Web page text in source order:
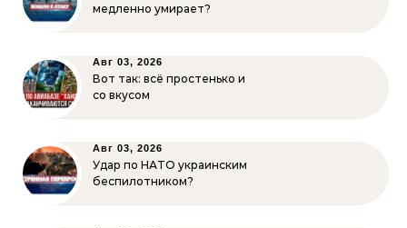
медленно умирает?
Авг 03, 2026
Вот так: всё простенько и
со вкусом
Авг 03, 2026
Удар по НАТО украинским
беспилотником?